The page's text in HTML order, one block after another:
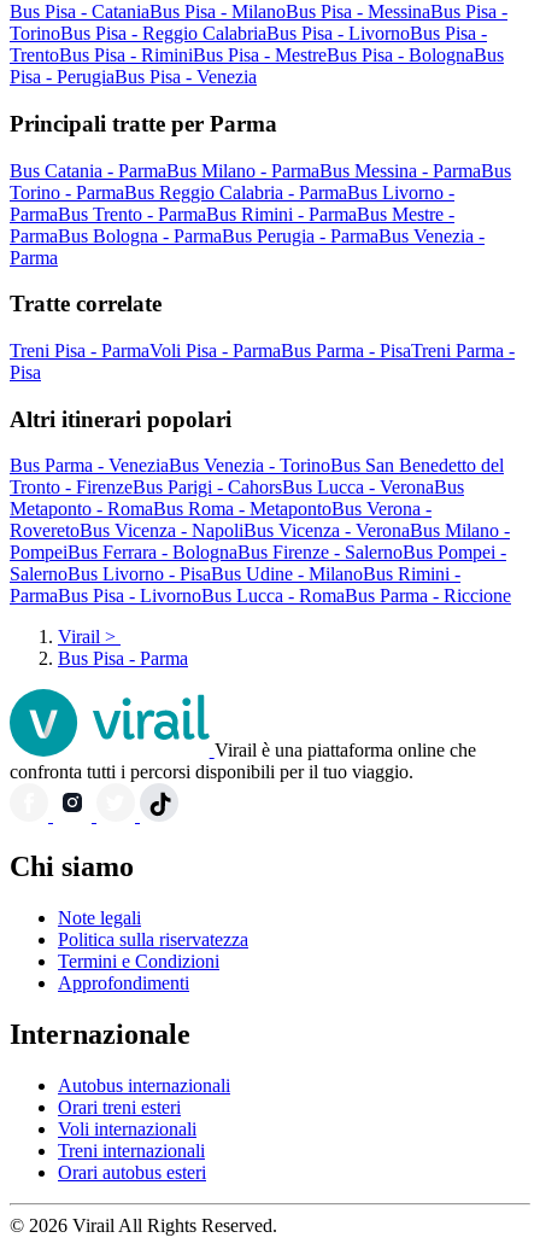
Bus Pisa - CataniaBus Pisa - MilanoBus Pisa - MessinaBus Pisa -
TorinoBus Pisa - Reggio CalabriaBus Pisa - LivornoBus Pisa -
TrentoBus Pisa - RiminiBus Pisa - MestreBus Pisa - BolognaBus
Pisa - PerugiaBus Pisa - Venezia
Principali tratte per Parma
Bus Catania - ParmaBus Milano - ParmaBus Messina - ParmaBus
Torino - ParmaBus Reggio Calabria - ParmaBus Livorno -
ParmaBus Trento - ParmaBus Rimini - ParmaBus Mestre -
ParmaBus Bologna - ParmaBus Perugia - ParmaBus Venezia -
Parma
Tratte correlate
Treni Pisa - ParmaVoli Pisa - ParmaBus Parma - PisaTreni Parma -
Pisa
Altri itinerari popolari
Bus Parma - VeneziaBus Venezia - TorinoBus San Benedetto del
Tronto - FirenzeBus Parigi - CahorsBus Lucca - VeronaBus
Metaponto - RomaBus Roma - MetapontoBus Verona -
RoveretoBus Vicenza - NapoliBus Vicenza - VeronaBus Milano -
PompeiBus Ferrara - BolognaBus Firenze - SalernoBus Pompei -
SalernoBus Livorno - PisaBus Udine - MilanoBus Rimini -
ParmaBus Pisa - LivornoBus Lucca - RomaBus Parma - Riccione
Virail >
Bus Pisa - Parma
Virail è una piattaforma online che
confronta tutti i percorsi disponibili per il tuo viaggio.
Chi siamo
Note legali
Politica sulla riservatezza
Termini e Condizioni
Approfondimenti
Internazionale
Autobus internazionali
Orari treni esteri
Voli internazionali
Treni internazionali
Orari autobus esteri
© 2026 Virail All Rights Reserved.